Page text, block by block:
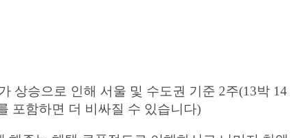
상승으로 인해 서울 및 수도권 기준 2주(13박 14
포함하면 더 비싸질 수 있습니다)